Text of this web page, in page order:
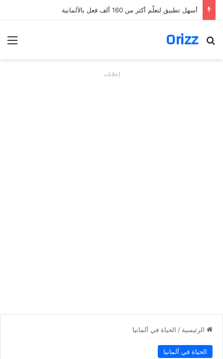
أسهل تطبيق لتعلّم أكثر من 160 ألف فعل بالألمانية
Orizz
بحث عن
إعلانات
الرئيسية / الحياة في ألمانيا
الحياة في ألمانيا